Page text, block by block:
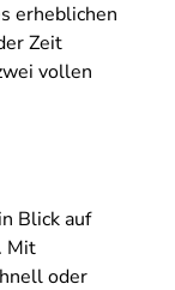
erheblichen
Zeit
vollen
Blick auf
Mit
oder